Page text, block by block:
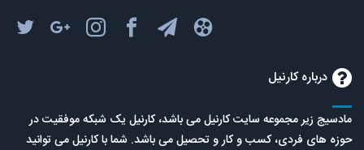
درباره کارنیل
مادسیج زیر مجموعه سایت کارنیل می باشد، کارنیل یک شبکه موفقیت در
حوزه های فردی، کسب و کار و تحصیل می باشد. شما با کارنیل می توانید